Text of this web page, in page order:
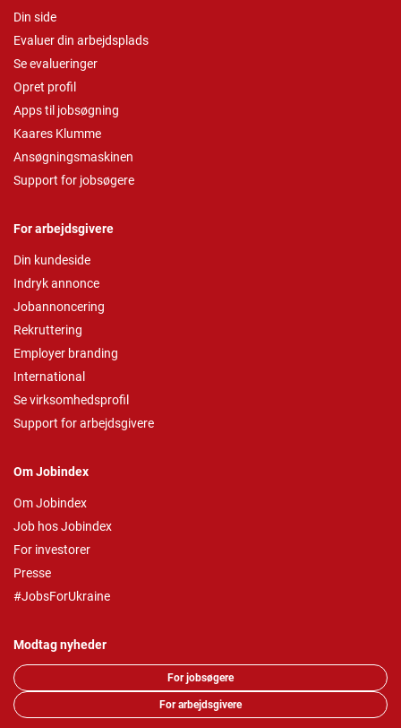
Din side
Evaluer din arbejdsplads
Se evalueringer
Opret profil
Apps til jobsøgning
Kaares Klumme
Ansøgningsmaskinen
Support for jobsøgere
For arbejdsgivere
Din kundeside
Indryk annonce
Jobannoncering
Rekruttering
Employer branding
International
Se virksomhedsprofil
Support for arbejdsgivere
Om Jobindex
Om Jobindex
Job hos Jobindex
For investorer
Presse
#JobsForUkraine
Modtag nyheder
For jobsøgere
For arbejdsgivere